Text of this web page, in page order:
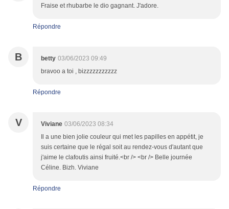
Fraise et rhubarbe le dio gagnant. J'adore.
Répondre
B betty 03/06/2023 09:49
bravoo a toi , bizzzzzzzzzzz
Répondre
V Viviane 03/06/2023 08:34
Il a une bien jolie couleur qui met les papilles en appétit, je
suis certaine que le régal soit au rendez-vous d'autant que
j'aime le clafoutis ainsi fruité.<br /> <br /> Belle journée
Céline. Bizh. Viviane
Répondre